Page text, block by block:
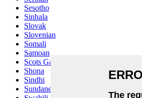
Sesotho
Sinhala
Slovak
Slovenian
Somali
Samoan
Scots Gaelic
Shona
Sindhi
Sundanese